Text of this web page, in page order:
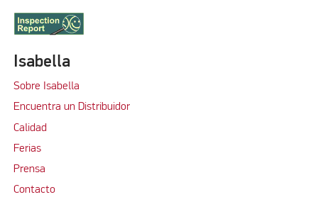
Isabella
Sobre Isabella
Encuentra un Distribuidor
Calidad
Ferias
Prensa
Contacto